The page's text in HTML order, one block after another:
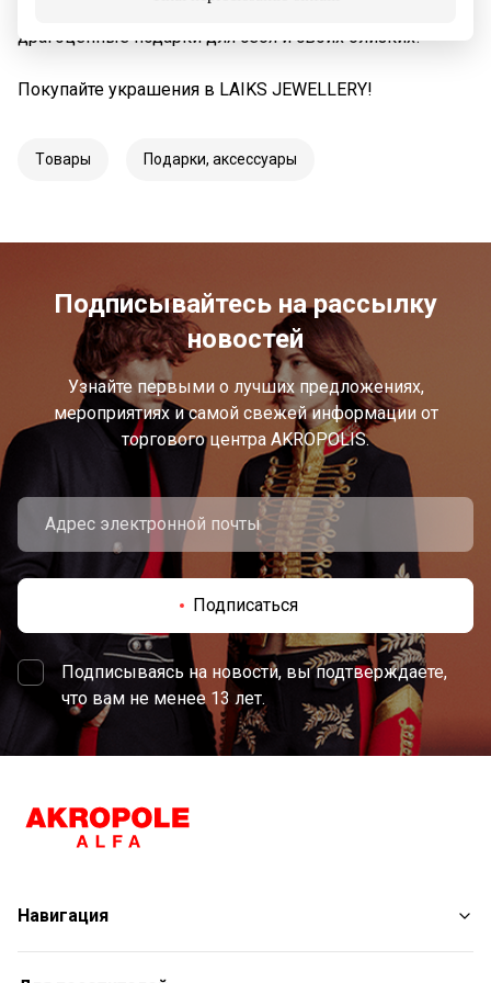
Вдохновляйтесь новыми коллекциями, выбирайте
драгоценные подарки для себя и своих близких!
Покупайте украшения в LAIKS JEWELLERY!
Tовары Подарки, аксессуары
Подписывайтесь на рассылку
новостей
Узнайте первыми о лучших предложениях,
мероприятиях и самой свежей информации от
торгового центра AKROPOLIS.
Подписаться
Подписываясь на новости, вы подтверждаете,
что вам не менее 13 лет.
Навигация